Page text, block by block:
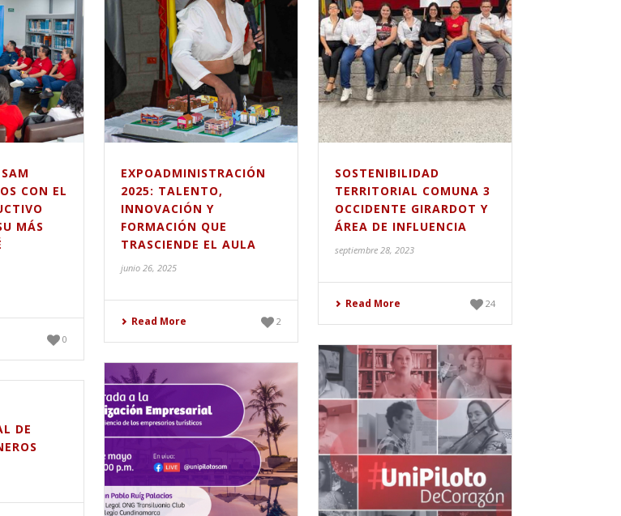
CON EL
MÁS
0
EXPOADMINISTRACIÓN
2025: TALENTO,
INNOVACIÓN Y
FORMACIÓN QUE
TRASCIENDE EL AULA
junio 26, 2025
Read More 2
SOSTENIBILIDAD
TERRITORIAL COMUNA 3
OCCIDENTE GIRARDOT Y
ÁREA DE INFLUENCIA
septiembre 28, 2023
Read More 24
DE